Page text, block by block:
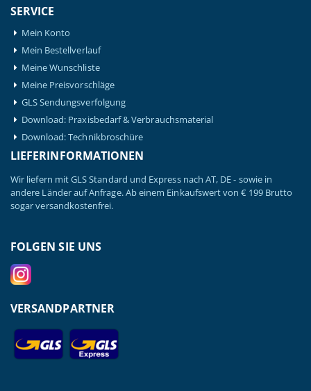
SERVICE
Mein Konto
Mein Bestellverlauf
Meine Wunschliste
Meine Preisvorschläge
GLS Sendungsverfolgung
Download: Praxisbedarf & Verbrauchsmaterial
Download: Technikbroschüre
LIEFERINFORMATIONEN
Wir liefern mit GLS Standard und Express nach AT, DE - sowie in
andere Länder auf Anfrage. Ab einem Einkaufswert von € 199 Brutto
sogar versandkostenfrei.
FOLGEN SIE UNS
VERSANDPARTNER